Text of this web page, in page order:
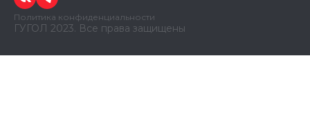
Политика конфиденциальности
ГУГОЛ 2023. Все права защищены